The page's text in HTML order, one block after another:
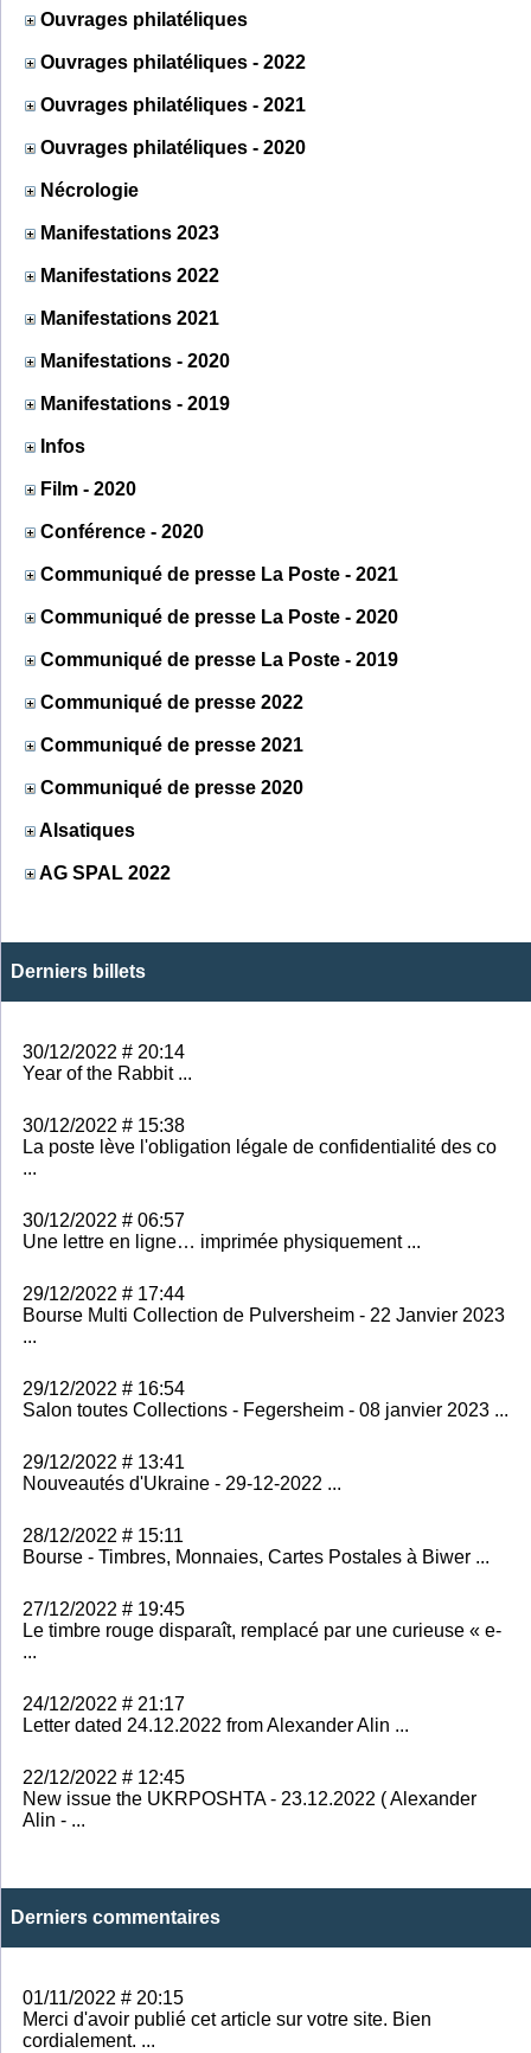
Ouvrages philatéliques
Ouvrages philatéliques - 2022
Ouvrages philatéliques - 2021
Ouvrages philatéliques - 2020
Nécrologie
Manifestations 2023
Manifestations 2022
Manifestations 2021
Manifestations - 2020
Manifestations - 2019
Infos
Film - 2020
Conférence - 2020
Communiqué de presse La Poste - 2021
Communiqué de presse La Poste - 2020
Communiqué de presse La Poste - 2019
Communiqué de presse 2022
Communiqué de presse 2021
Communiqué de presse 2020
Alsatiques
AG SPAL 2022
Derniers billets
30/12/2022 # 20:14
Year of the Rabbit ...
30/12/2022 # 15:38
La poste lève l'obligation légale de confidentialité des co
...
30/12/2022 # 06:57
Une lettre en ligne… imprimée physiquement ...
29/12/2022 # 17:44
Bourse Multi Collection de Pulversheim - 22 Janvier 2023
...
29/12/2022 # 16:54
Salon toutes Collections - Fegersheim - 08 janvier 2023 ...
29/12/2022 # 13:41
Nouveautés d'Ukraine - 29-12-2022 ...
28/12/2022 # 15:11
Bourse - Timbres, Monnaies, Cartes Postales à Biwer ...
27/12/2022 # 19:45
Le timbre rouge disparaît, remplacé par une curieuse « e-
...
24/12/2022 # 21:17
Letter dated 24.12.2022 from Alexander Alin ...
22/12/2022 # 12:45
New issue the UKRPOSHTA - 23.12.2022 ( Alexander
Alin - ...
Derniers commentaires
01/11/2022 # 20:15
Merci d'avoir publié cet article sur votre site. Bien
cordialement. ...